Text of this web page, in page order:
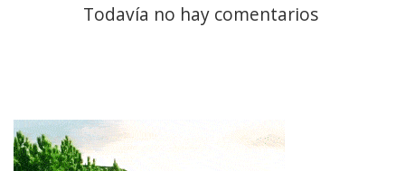
Todavía no hay comentarios